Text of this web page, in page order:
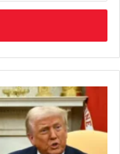
خ
ب
ر
ي
ا
ل